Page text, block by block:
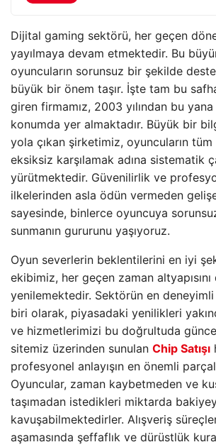
Dijital gaming sektörü, her geçen
yayılmaya devam etmektedir. Bu
oyuncuların sorunsuz bir şekilde
büyük bir önem taşır. İşte tam bu
giren firmamız, 2003 yılından bu
konumda yer almaktadır. Büyük bir
yola çıkan şirketimiz, oyuncuların tüm
eksiksiz karşılamak adına sistematik
yürütmektedir. Güvenilirlik ve
ilkelerinden asla ödün vermeden
sayesinde, binlerce oyuncuya
sunmanın gururunu yaşıyoruz.
Oyun severlerin beklentilerini en iyi
ekibimiz, her geçen zaman altyapısını
yenilemektedir. Sektörün en
biri olarak, piyasadaki yenilikleri
ve hizmetlerimizi bu doğrultuda
sitemiz üzerinden sunulan Chip Satışı
profesyonel anlayışın en önemli
Oyuncular, zaman kaybetmeden ve
taşımadan istedikleri miktarda
kavuşabilmektedirler. Alışveriş
aşamasında şeffaflık ve dürüstlük